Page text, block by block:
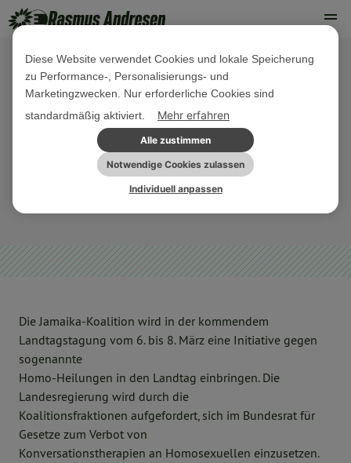
27. FEBRUAR 2019
PE Konversionstherapien und
Diskriminierung haben in Schleswig-
Holstein keinen Platz
Die Jamaika-Koalition wird in der kommendem
Landtagstagung vom 6. bis 8. März eine Initiative gegen
sogenannte
Homo-Heilungen in den Landtag einbringen. Die
Landesregierung wird durch die
Koalitionsfraktionen aufgefordert, sich im Bundesrat für
Gesetze zum Verbot von
Konversationstherapien an Homosexuellen einzusetzen.
Diese Website verwendet Cookies und lokale Speicherung
zu Performance-, Personalisierungs- und
Marketingzwecken. Nur erforderliche Cookies sind
standardmäßig aktiviert.
Mehr erfahren
Alle zustimmen
Notwendige Cookies zulassen
Individuell anpassen